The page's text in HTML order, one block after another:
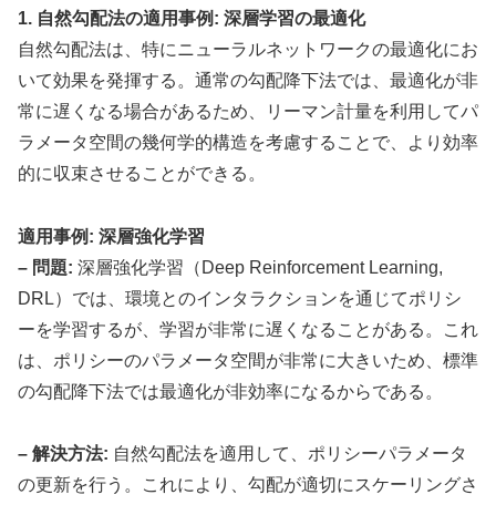
1. 自然勾配法の適用事例: 深層学習の最適化
自然勾配法は、特にニューラルネットワークの最適化にお
いて効果を発揮する。通常の勾配降下法では、最適化が非
常に遅くなる場合があるため、リーマン計量を利用してパ
ラメータ空間の幾何学的構造を考慮することで、より効率
的に収束させることができる。
適用事例: 深層強化学習
– 問題: 深層強化学習（Deep Reinforcement Learning,
DRL）では、環境とのインタラクションを通じてポリシ
ーを学習するが、学習が非常に遅くなることがある。これ
は、ポリシーのパラメータ空間が非常に大きいため、標準
の勾配降下法では最適化が非効率になるからである。
– 解決方法: 自然勾配法を適用して、ポリシーパラメータ
の更新を行う。これにより、勾配が適切にスケーリングさ